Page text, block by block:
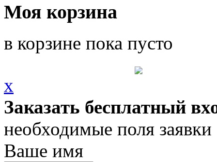
Моя корзина
в корзине пока пусто
x
Заказать бесплатный
необходимые поля заявки
Ваше имя